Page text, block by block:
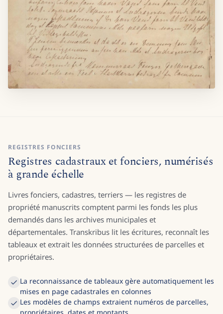
REGISTRES FONCIERS
Registres cadastraux et fonciers, numérisés
à grande échelle
Livres fonciers, cadastres, terriers — les registres de
propriété manuscrits comptent parmi les fonds les plus
demandés dans les archives municipales et
départementales. Transkribus lit les écritures, reconnaît les
tableaux et extrait les données structurées de parcelles et
propriétaires.
La reconnaissance de tableaux gère automatiquement les
mises en page cadastrales en colonnes
Les modèles de champs extraient numéros de parcelles,